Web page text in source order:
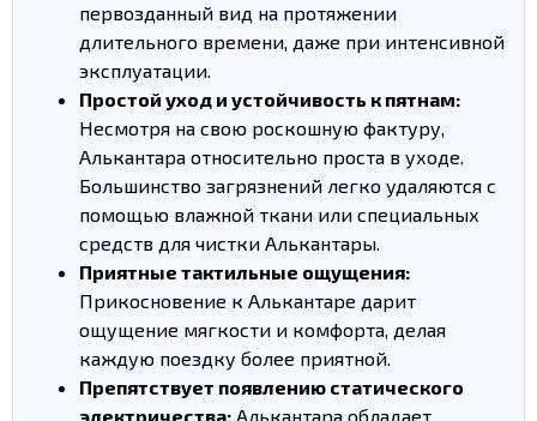
первозданный вид на протяжении
длительного времени, даже при интенсивной
эксплуатации.
Простой уход и устойчивость к пятнам:
Несмотря на свою роскошную фактуру,
Алькантара относительно проста в уходе.
Большинство загрязнений легко удаляются с
помощью влажной ткани или специальных
средств для чистки Алькантары.
Приятные тактильные ощущения:
Прикосновение к Алькантаре дарит
ощущение мягкости и комфорта, делая
каждую поездку более приятной.
Препятствует появлению статического
электричества: Алькантара обладает